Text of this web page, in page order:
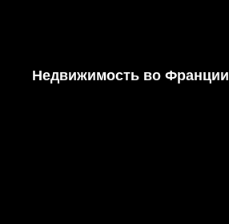
Недвижимость во Франции